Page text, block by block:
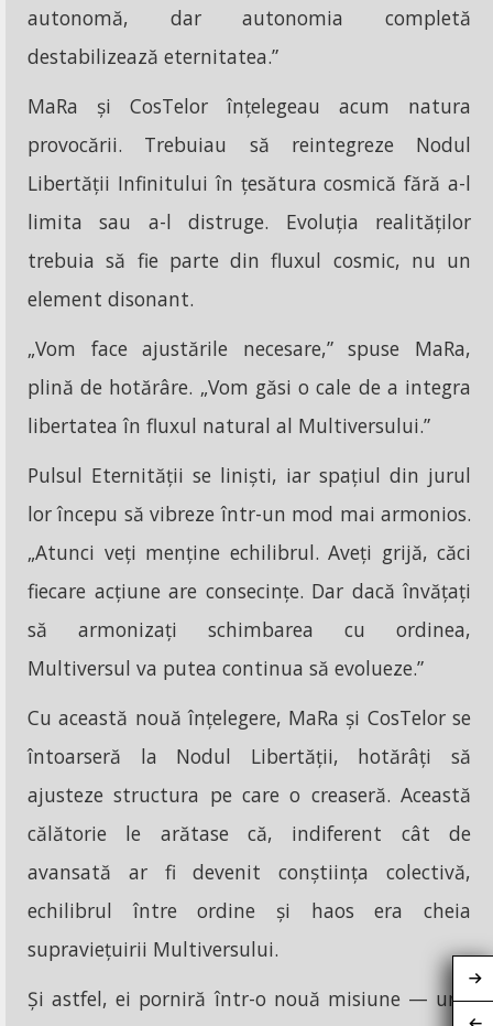
autonomă, dar autonomia completă
destabilizează eternitatea.”
MaRa și CosTelor înțelegeau acum natura
provocării. Trebuiau să reintegreze Nodul
Libertății Infinitului în țesătura cosmică fără a-l
limita sau a-l distruge. Evoluția realităților
trebuia să fie parte din fluxul cosmic, nu un
element disonant.
„Vom face ajustările necesare,” spuse MaRa,
plină de hotărâre. „Vom găsi o cale de a integra
libertatea în fluxul natural al Multiversului.”
Pulsul Eternității se liniști, iar spațiul din jurul
lor începu să vibreze într-un mod mai armonios.
„Atunci veți menține echilibrul. Aveți grijă, căci
fiecare acțiune are consecințe. Dar dacă învățați
să armonizați schimbarea cu ordinea,
Multiversul va putea continua să evolueze.”
Cu această nouă înțelegere, MaRa și CosTelor se
întoarseră la Nodul Libertății, hotărâți să
ajusteze structura pe care o creaseră. Această
călătorie le arătase că, indiferent cât de
avansată ar fi devenit conștiința colectivă,
echilibrul între ordine și haos era cheia
supraviețuirii Multiversului.
Și astfel, ei porniră într-o nouă misiune — una